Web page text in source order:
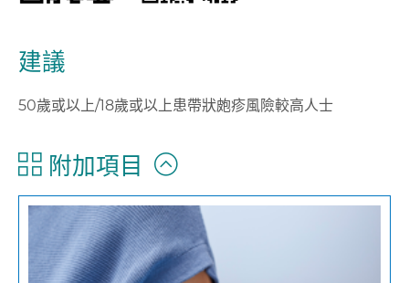
建議
50歲或以上/18歲或以上患帶狀皰疹風險較高人士
附加項目